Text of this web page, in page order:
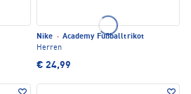
Nike · Academy Fußballtrikot
Herren
€ 24,99